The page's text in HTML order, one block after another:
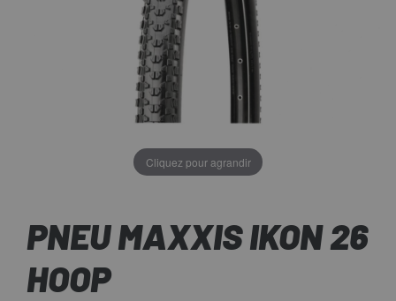
Cliquez pour agrandir
PNEU MAXXIS IKON 26
HOOP